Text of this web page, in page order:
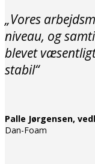
„Vores
niveau, og
blevet
stabil“
Palle Jørgensen,
Dan-Foam